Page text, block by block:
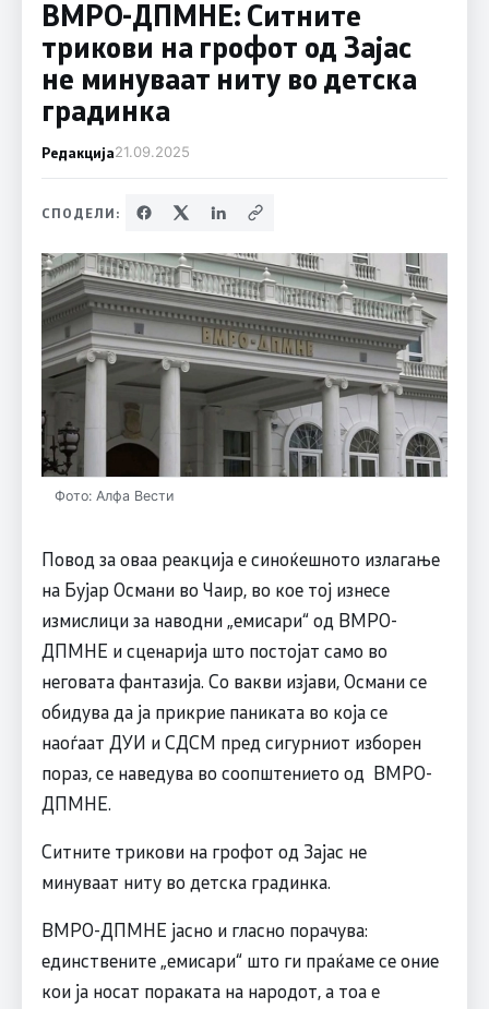
ВМРО-ДПМНЕ: Ситните
трикови на грофот од Зајас
не минуваат ниту во детска
градинка
Редакција21.09.2025
СПОДЕЛИ:
Фото: Алфа Вести
Повод за оваа реакција е синоќешното излагање
на Бујар Османи во Чаир, во кое тој изнесе
измислици за наводни „емисари“ од ВМРО-
ДПМНЕ и сценарија што постојат само во
неговата фантазија. Со вакви изјави, Османи се
обидува да ја прикрие паниката во која се
наоѓаат ДУИ и СДСМ пред сигурниот изборен
пораз, се наведува во соопштението од ВМРО-
ДПМНЕ.
Ситните трикови на грофот од Зајас не
минуваат ниту во детска градинка.
ВМРО-ДПМНЕ јасно и гласно порачува:
единствените „емисари“ што ги праќаме се оние
кои ја носат пораката на народот, а тоа е